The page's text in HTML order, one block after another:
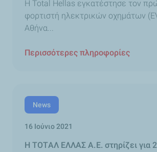
H Total Hellas εγκατέστησε τον
φορτιστή ηλεκτρικών οχημάτων
Αθήνα...
Περισσότερες πληροφορίες
News
16 Ιούνιο 2021
H ΤΟΤΑΛ ΕΛΛΑΣ Α.Ε. στηρίζει για